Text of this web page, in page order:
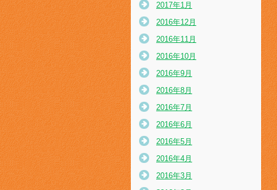
2017年1月
2016年12月
2016年11月
2016年10月
2016年9月
2016年8月
2016年7月
2016年6月
2016年5月
2016年4月
2016年3月